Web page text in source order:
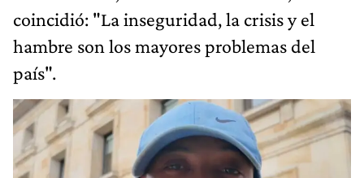
coincidió: "La inseguridad, la crisis y el
hambre son los mayores problemas del
país".